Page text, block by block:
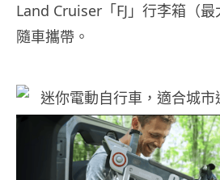
Land Cruiser「FJ」行李箱（最
隨車攜帶。